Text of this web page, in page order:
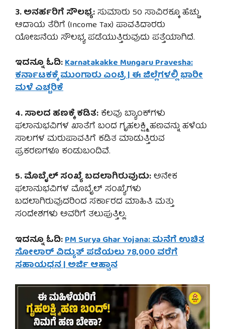
3. ಅನರ್ಹರಿಗೆ ಸೌಲಭ್ಯ:ಸುಮಾರು 50 ಸಾವಿರಕ್ಕೂ ಹೆಚ್ಚು
ಆದಾಯ ತೆರಿಗೆ (Income Tax) ಪಾವತಿದಾರರು
ಯೋಜನೆಯ ಸೌಲಭ್ಯ ಪಡೆಯುತ್ತಿರುವುದು ಪತ್ತೆಯಾಗಿದೆ.
ಇದನ್ನೂ ಓದಿ:Karnatakakke Mungaru Pravesha:
ಕರ್ನಾಟಕಕ್ಕೆ ಮುಂಗಾರು ಎಂಟ್ರಿ | ಈ ಜಿಲ್ಲೆಗಳಲ್ಲಿ ಭಾರೀ
ಮಳೆ ಎಚ್ಚರಿಕೆ
4. ಸಾಲದ ಹಣಕ್ಕೆ ಕಡಿತ: ಕೆಲವು ಬ್ಯಾಂಕ್‌ಗಳು
ಫಲಾನುಭವಿಗಳ ಖಾತೆಗೆ ಬಂದ ಗೃಹಲಕ್ಷ್ಮಿ ಹಣವನ್ನು ಹಳೆಯ
ಸಾಲಗಳ ಮರುಪಾವತಿಗೆ ಕಡಿತ ಮಾಡುತ್ತಿರುವ
ಪ್ರಕರಣಗಳೂ ಕಂಡುಬಂದಿವೆ.
5. ಮೊಬೈಲ್ ಸಂಖ್ಯೆ ಬದಲಾಗಿರುವುದು:ಅನೇಕ
ಫಲಾನುಭವಿಗಳ ಮೊಬೈಲ್ ಸಂಖ್ಯೆಗಳು
ಬದಲಾಗಿರುವುದರಿಂದ ಸರ್ಕಾರದ ಮಾಹಿತಿ ಮತ್ತು
ಸಂದೇಶಗಳು ಅವರಿಗೆ ತಲುಪುತ್ತಿಲ್ಲ.
ಇದನ್ನೂ ಓದಿ:PM Surya Ghar Yojana: ಮನೆಗೆ ಉಚಿತ
ಸೋಲಾರ್ ವಿದ್ಯುತ್ ಪಡೆಯಲು 78,000 ವರೆಗೆ
ಸಹಾಯಧನ | ಅರ್ಜಿ ಆಹ್ವಾನ